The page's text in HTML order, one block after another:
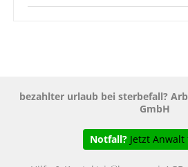
bezahlter urlaub bei sterbefall?
GmbH
Notfall? Jetzt